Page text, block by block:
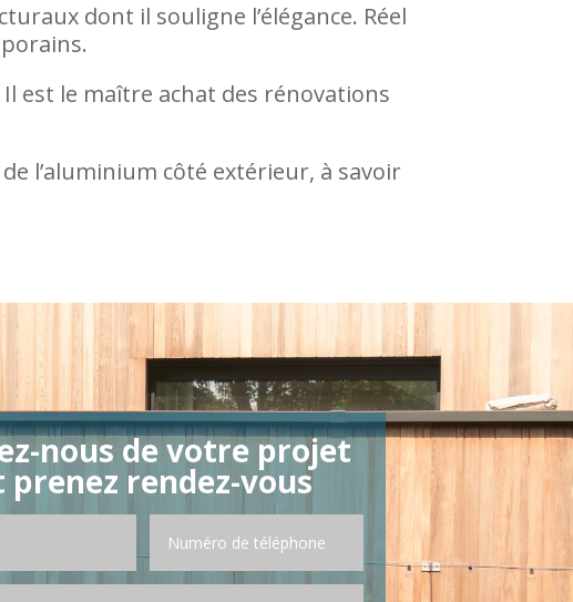
dont il souligne l’élégance. Réel
est le maître achat des rénovations
l’aluminium côté extérieur, à savoir
nous de votre projet
prenez rendez-vous